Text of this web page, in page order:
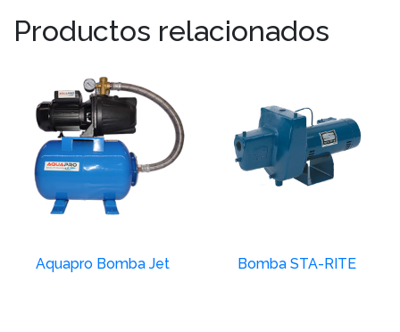
Productos relacionados
Aquapro Bomba Jet Bomba STA-RITE